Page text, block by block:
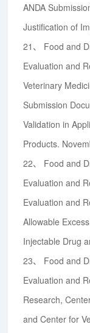
ANDA
Justification of
21、
Food and
Evaluation and
Veterinary
Submission
Validation in
Products.
22、
Food and
Evaluation and
Evaluation and
Allowable
Injectable Drug
23、
Food and
Evaluation and
Research,
and Center for